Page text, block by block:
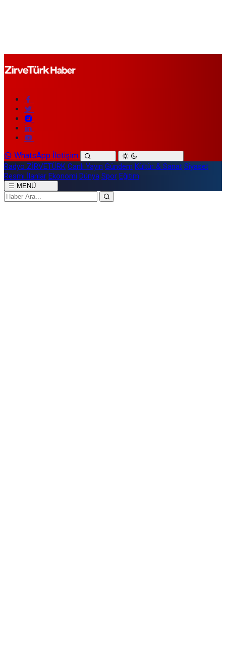
WhatsApp İletişim
Radyo ZİRVETÜRK Canlı Yayın Gündem Kültür & Sanat Siyaset
Resmi İlanlar Ekonomi Dünya Spor Eğitim
MENÜ